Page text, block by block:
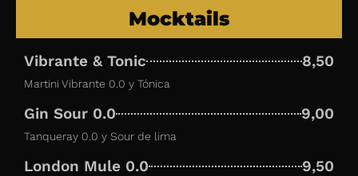
Mocktails
Vibrante & Tonic 8,50
Martini Vibrante 0.0 y Tónica
Gin Sour 0.0 9,00
Tanqueray 0.0 y Sour de lima
London Mule 0.0 9,50